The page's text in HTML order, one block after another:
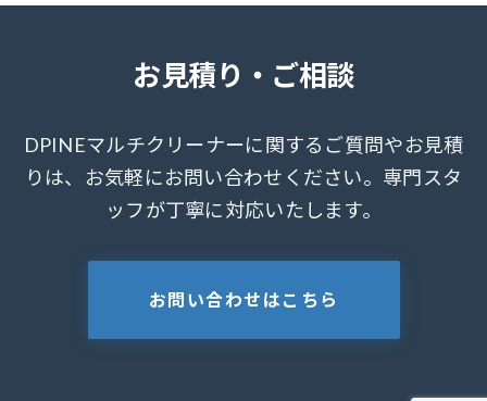
お見積り・ご相談
DPINEマルチクリーナーに関するご質問やお見積
りは、お気軽にお問い合わせください。専門スタ
ッフが丁寧に対応いたします。
お問い合わせはこちら